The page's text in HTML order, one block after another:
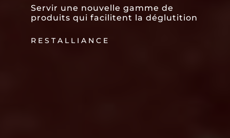
Servir une nouvelle gamme de
produits qui facilitent la déglutition
RESTALLIANCE